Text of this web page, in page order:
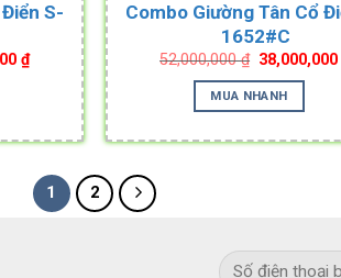
S-
₫.
₫Current
price
38,000,000 ₫.
Combo Giường Tân Cổ
1652#C
52,000,000₫ Original
price
was:
52,000,000 ₫.
MUA NHANH
1 2